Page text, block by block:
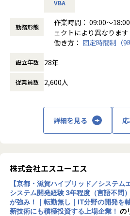
約1,600名のエンジニアが在籍、岡山
ア社員は約80名（2026年8月時点）
受託開発チームも約10名で構成してお
のベテランまで幅広い年齢層の方が様
業務やキャリアパスの相談もエンジニ
談できるリレーション体制をしっかり
ニアサポート部署の担当者も常駐して
な部分を含め何かあればすぐに相談で
間を探しております！
◎自社開発・受託開発拡大中！異動、
有！
◎有給取得率80％以上・残業平均月
▼エンジニアの皆様のフォローが充実
VBA
勤務形態
作業時間： 09:00～
ェクトにより異なります
働き方： 固定時間制（9
時間外労働の有無： 有（
設立年数 28年
従業員数 2,600人
詳細を見る
株式会社エスユーエス
【京都・滋賀ハイブリッド／システム
システム開発経験 3年程度（言語不問
が強み！｜転勤無し｜IT分野の開発を
新技術にも積極投資する上場企業！ の